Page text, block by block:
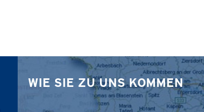
WIE SIE ZU UNS KOMMEN